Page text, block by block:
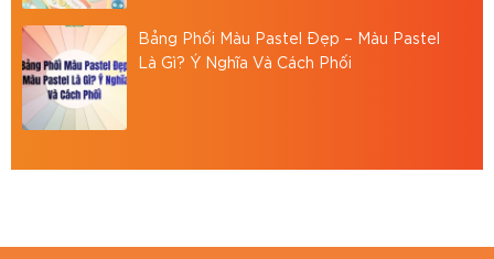
Email: baobiasiavn@gmail.com
Website: https://baobiasia.com
Bảng Phối Màu Pastel Đẹp – Màu Pastel
Là Gì? Ý Nghĩa Và Cách Phối